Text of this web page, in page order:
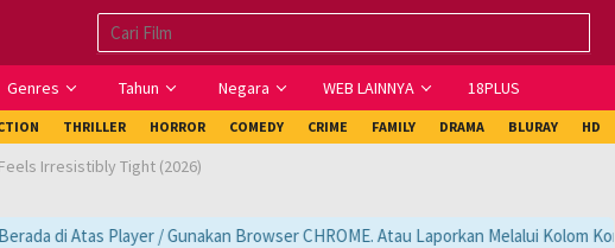
Genres Tahun Negara WEB LAINNYA 18PLUS
THRILLER HORROR COMEDY CRIME FAMILY DRAMA BLURAY HD
Irresistibly Tight (2026)
Atas Player / Gunakan Browser CHROME. Atau Laporkan Melalui Kolom Komentar.